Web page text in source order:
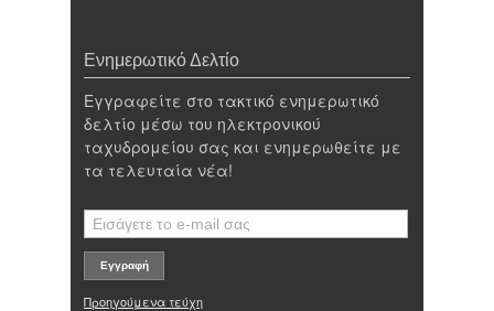
Ενημερωτικό Δελτίο
Εγγραφείτε στο τακτικό ενημερωτικό
δελτίο μέσω του ηλεκτρονικού
ταχυδρομείου σας και ενημερωθείτε με
τα τελευταία νέα!
Προηγούμενα τεύχη